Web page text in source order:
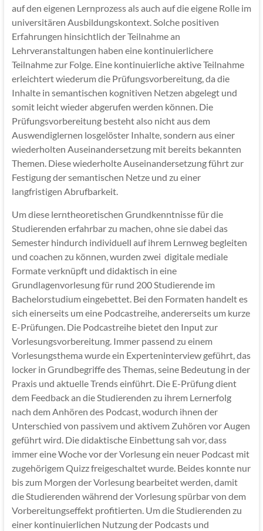
auf den eigenen Lernprozess als auch auf die eigene Rolle im
universitären Ausbildungskontext. Solche positiven
Erfahrungen hinsichtlich der Teilnahme an
Lehrveranstaltungen haben eine kontinuierlichere
Teilnahme zur Folge. Eine kontinuierliche aktive Teilnahme
erleichtert wiederum die Prüfungsvorbereitung, da die
Inhalte in semantischen kognitiven Netzen abgelegt und
somit leicht wieder abgerufen werden können. Die
Prüfungsvorbereitung besteht also nicht aus dem
Auswendiglernen losgelöster Inhalte, sondern aus einer
wiederholten Auseinandersetzung mit bereits bekannten
Themen. Diese wiederholte Auseinandersetzung führt zur
Festigung der semantischen Netze und zu einer
langfristigen Abrufbarkeit.
Um diese lerntheoretischen Grundkenntnisse für die
Studierenden erfahrbar zu machen, ohne sie dabei das
Semester hindurch individuell auf ihrem Lernweg begleiten
und coachen zu können, wurden zwei digitale mediale
Formate verknüpft und didaktisch in eine
Grundlagenvorlesung für rund 200 Studierende im
Bachelorstudium eingebettet. Bei den Formaten handelt es
sich einerseits um eine Podcastreihe, andererseits um kurze
E-Prüfungen. Die Podcastreihe bietet den Input zur
Vorlesungsvorbereitung. Immer passend zu einem
Vorlesungsthema wurde ein Experteninterview geführt, das
locker in Grundbegriffe des Themas, seine Bedeutung in der
Praxis und aktuelle Trends einführt. Die E-Prüfung dient
dem Feedback an die Studierenden zu ihrem Lernerfolg
nach dem Anhören des Podcast, wodurch ihnen der
Unterschied von passivem und aktivem Zuhören vor Augen
geführt wird. Die didaktische Einbettung sah vor, dass
immer eine Woche vor der Vorlesung ein neuer Podcast mit
zugehörigem Quizz freigeschaltet wurde. Beides konnte nur
bis zum Morgen der Vorlesung bearbeitet werden, damit
die Studierenden während der Vorlesung spürbar von dem
Vorbereitungseffekt profitierten. Um die Studierenden zu
einer kontinuierlichen Nutzung der Podcasts und